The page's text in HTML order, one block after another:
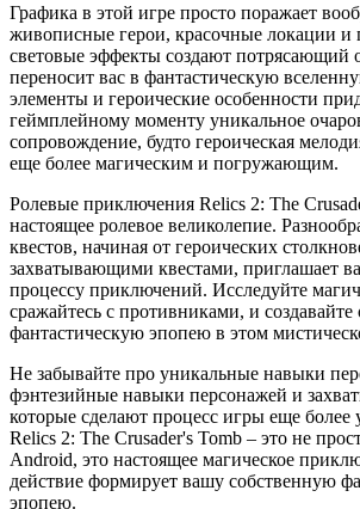
Графика в этой игре просто поражает
живописные герои, красочные локации и
световые эффекты создают потрясающий
переносит вас в фантастическую
элементы и героические особенности
геймплейному моменту уникальное
сопровождение, будто героическая
еще более магическим и погружающим.
Ролевые приключения Relics 2: The
настоящее ролевое великолепие.
квестов, начиная от героических
захватывающими квестами, приглашает
процессу приключений. Исследуйте
сражайтесь с противниками, и
фантастическую эпопею в этом
Не забывайте про уникальные навыки
фэнтезийные навыки персонажей и
которые сделают процесс игры еще более
Relics 2: The Crusader's Tomb – это не
Android, это настоящее магическое
действие формирует вашу собственную
эпопею.